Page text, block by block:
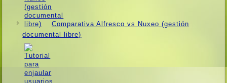
Comparativa Alfresco vs Nuxeo (gestión
documental libre)